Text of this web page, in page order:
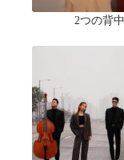
2つの背中